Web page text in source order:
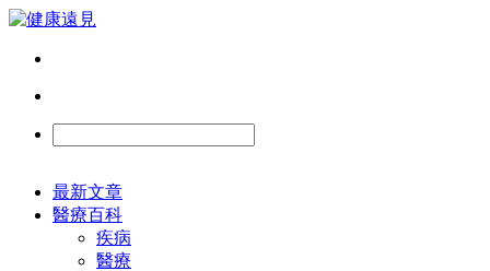
最新文章
醫療百科
疾病
醫療